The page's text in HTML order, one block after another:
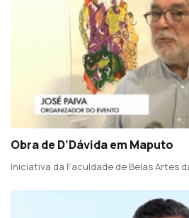
Obra de D’Dávida em Maputo
Iniciativa da Faculdade de Belas Artes